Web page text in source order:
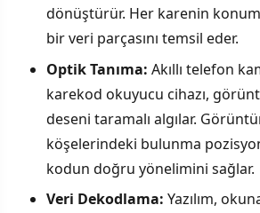
dönüştürür. Her karenin
bir veri parçasını temsil eder.
Optik Tanıma: Akıllı telefon
karekod okuyucu cihazı,
deseni taramalı algılar.
köşelerindeki bulunma
kodun doğru yönelimini sağlar.
Veri Dekodlama: Yazılım,